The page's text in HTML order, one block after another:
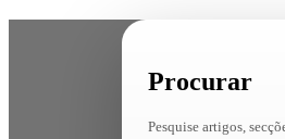
Procurar
Pesquise artigos,